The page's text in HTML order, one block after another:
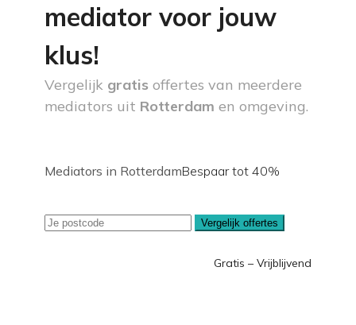
mediator voor jouw
klus!
Vergelijk gratis offertes van meerdere
mediators uit Rotterdam en omgeving.
Mediators in RotterdamBespaar tot 40%
Vergelijk offertes
Gratis – Vrijblijvend